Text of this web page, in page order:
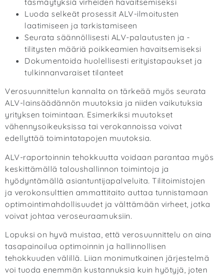
Luoda selkeät prosessit ALV-ilmoitusten
laatimiseen ja tarkistamiseen
Seurata säännöllisesti ALV-palautusten ja -
tilitysten määriä poikkeamien havaitsemiseksi
Dokumentoida huolellisesti erityistapaukset ja
tulkinnanvaraiset tilanteet
Verosuunnittelun kannalta on tärkeää myös seurata
ALV-lainsäädännön muutoksia ja niiden vaikutuksia
yrityksen toimintaan. Esimerkiksi muutokset
vähennysoikeuksissa tai verokannoissa voivat
edellyttää toimintatapojen muutoksia.
ALV-raportoinnin tehokkuutta voidaan parantaa myös
keskittämällä taloushallinnon toimintoja ja
hyödyntämällä asiantuntijapalveluita. Tilitoimistojen
ja verokonsulttien ammattitaito auttaa tunnistamaan
optimointimahdollisuudet ja välttämään virheet, jotka
voivat johtaa veroseuraamuksiin.
Lopuksi on hyvä muistaa, että verosuunnittelu on aina
tasapainoilua optimoinnin ja hallinnollisen
tehokkuuden välillä. Liian monimutkainen järjestelmä
voi tuoda enemmän kustannuksia kuin hyötyjä, joten